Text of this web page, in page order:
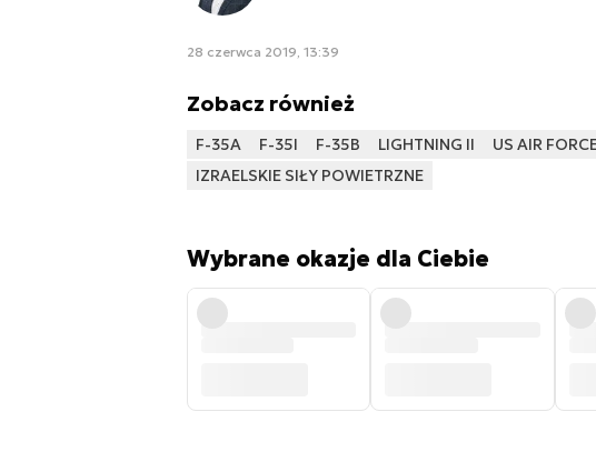
28 czerwca 2019, 13:39
Zobacz również
F-35A F-35I F-35B LIGHTNING II US AIR
IZRAELSKIE SIŁY POWIETRZNE
Wybrane okazje dla Ciebie